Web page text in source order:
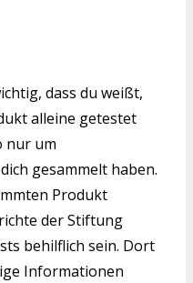
dass du weißt,
alleine getestet
nur um
gesammelt haben.
Produkt
der Stiftung
behilflich sein. Dort
Informationen